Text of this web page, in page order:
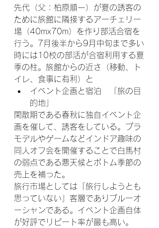
先代（父：柏原順一）が夏の誘客の
ために旅館に隣接するアーチェリー
場（40mx70m）を作り部活合宿を
行う。7月後半から9月中旬まで多い
時には10校の部活が合宿利用する夏
季の柱。旅館からの近さ（移動、ト
イレ、食事に有利）と
イベント企画と宿泊　「旅の目
的地」
閑散期である春秋に独自イベント企
画を催して、誘客をしている。プラ
モデルやゲームなどインドア趣味の
同人オフ会を開催することで白馬村
の弱点である悪天候とボトム季節の
売上を補った。
旅行市場としては「旅行しようとも
思っていない」客層でありブルーオ
ーシャンである。イベント企画自体
が好評でリピート率が最も高い。